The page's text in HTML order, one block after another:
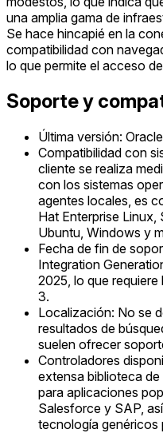
una amplia gama de
Se hace hincapié en la
compatibilidad con
lo que permite el acceso
Soporte y
Última versión:
Compatibilidad con
cliente se realiza
con los sistemas
agentes locales, es
Hat Enterprise Linux,
Ubuntu, Windows y
Fecha de fin de
Integration
2025, lo que
3.
Localización: No se
resultados de
suelen ofrecer
Controladores
extensa biblioteca
para aplicaciones
Salesforce y SAP,
tecnología genéricos